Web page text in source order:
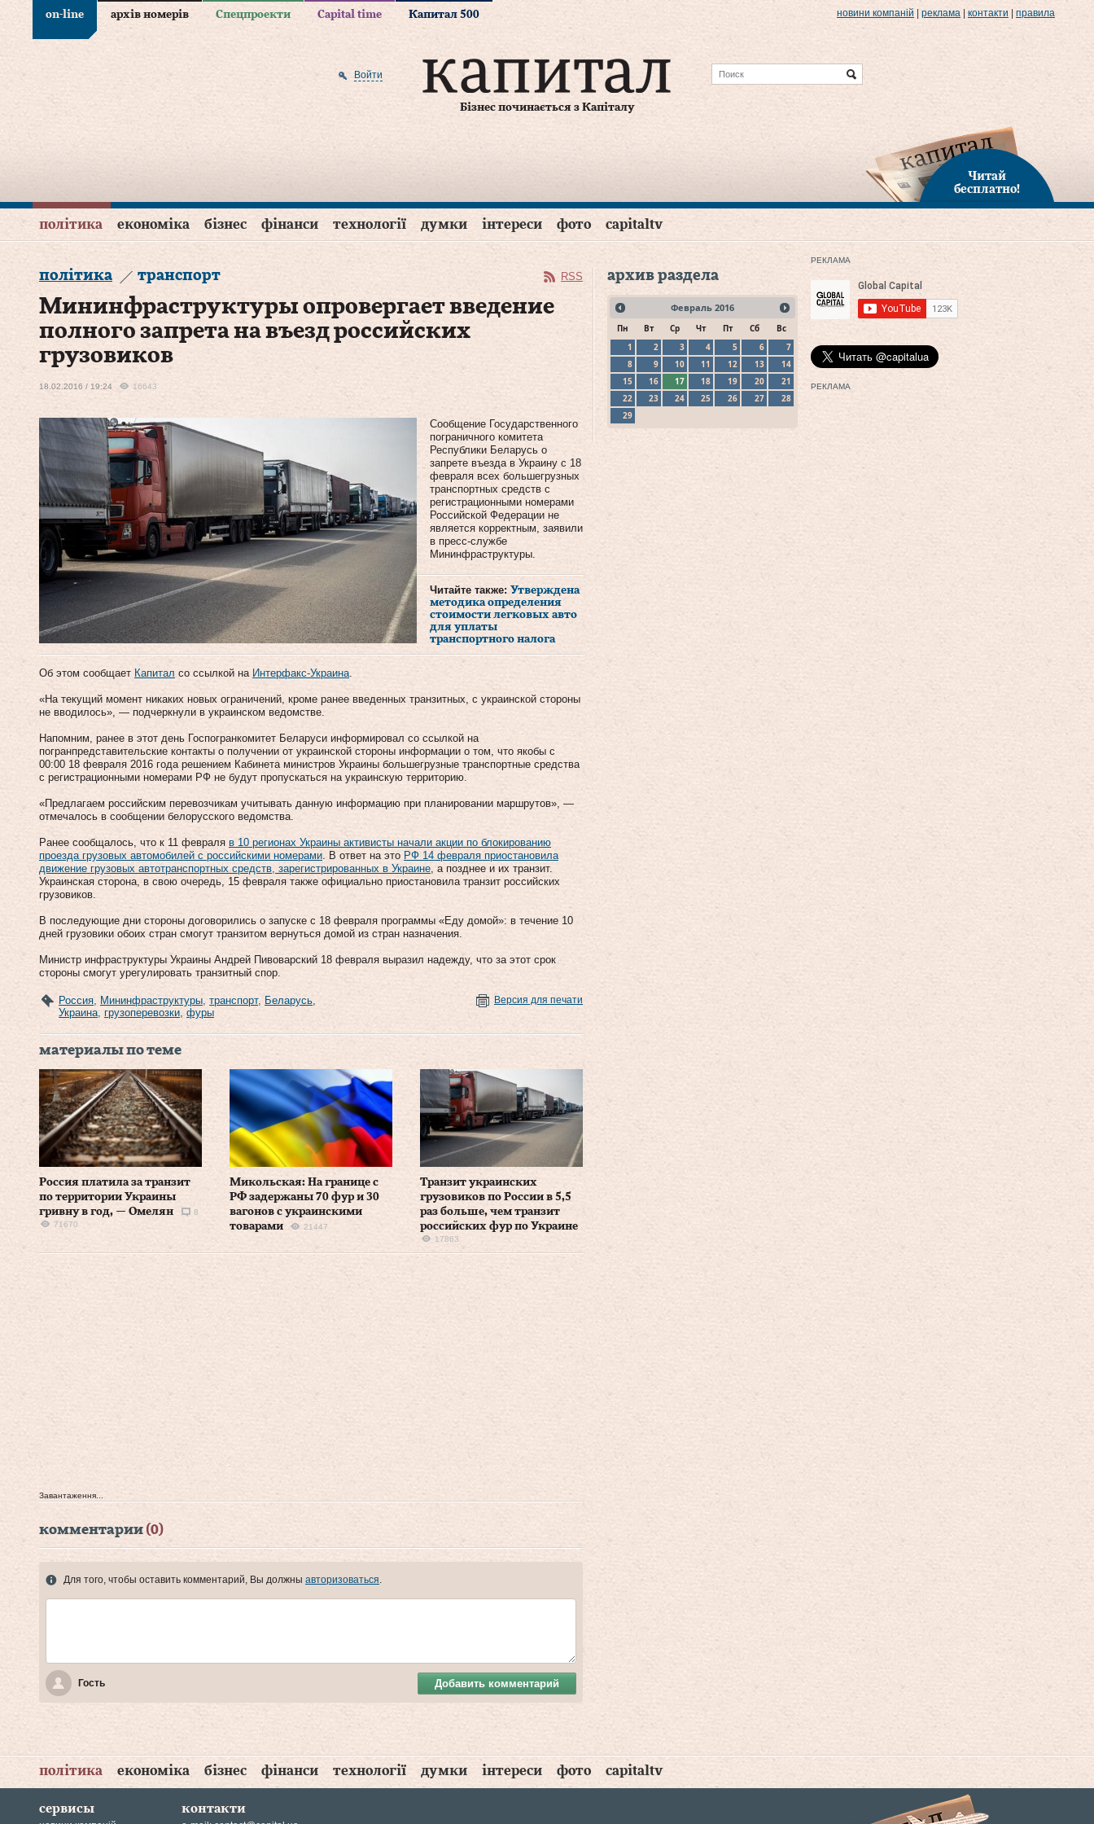
on-line архів номерів Спецпроекти Capital time Капитал 500 новини компаній реклама контакти правила
Бізнес починається з Капіталу
Войти
Читай
бесплатно!
політика економіка бізнес фінанси технології думки інтереси фото capitaltv
політика транспорт RSS
Мининфраструктуры опровергает введение
полного запрета на въезд российских
грузовиков
18.02.2016 / 19:24 16643
Сообщение Государственного
пограничного комитета
Республики Беларусь о
запрете въезда в Украину с 18
февраля всех большегрузных
транспортных средств с
регистрационными номерами
Российской Федерации не
является корректным, заявили
в пресс-службе
Мининфраструктуры.
Читайте также: Утверждена
методика определения
стоимости легковых авто
для уплаты
транспортного налога
Об этом сообщает Капитал со ссылкой на Интерфакс-Украина.
«На текущий момент никаких новых ограничений, кроме ранее введенных транзитных, с украинской стороны
не вводилось», — подчеркнули в украинском ведомстве.
Напомним, ранее в этот день Госпогранкомитет Беларуси информировал со ссылкой на
погранпредставительские контакты о получении от украинской стороны информации о том, что якобы с
00:00 18 февраля 2016 года решением Кабинета министров Украины большегрузные транспортные средства
с регистрационными номерами РФ не будут пропускаться на украинскую территорию.
«Предлагаем российским перевозчикам учитывать данную информацию при планировании маршрутов», —
отмечалось в сообщении белорусского ведомства.
Ранее сообщалось, что к 11 февраля в 10 регионах Украины активисты начали акции по блокированию
проезда грузовых автомобилей с российскими номерами. В ответ на это РФ 14 февраля приостановила
движение грузовых автотранспортных средств, зарегистрированных в Украине, а позднее и их транзит.
Украинская сторона, в свою очередь, 15 февраля также официально приостановила транзит российских
грузовиков.
В последующие дни стороны договорились о запуске с 18 февраля программы «Еду домой»: в течение 10
дней грузовики обоих стран смогут транзитом вернуться домой из стран назначения.
Министр инфраструктуры Украины Андрей Пивоварский 18 февраля выразил надежду, что за этот срок
стороны смогут урегулировать транзитный спор.
Россия, Мининфраструктуры, транспорт, Беларусь,
Украина, грузоперевозки, фуры
Версия для печати
материалы по теме
Россия платила за транзит
по территории Украины
гривну в год, — Омелян
8
71670
Микольская: На границе с
РФ задержаны 70 фур и 30
вагонов с украинскими
товарами
21447
Транзит украинских
грузовиков по России в 5,5
раз больше, чем транзит
российских фур по Украине
17863
Завантаження...
комментарии (0)
Для того, чтобы оставить комментарий, Вы должны авторизоваться.
Гость Добавить комментарий
архив раздела
Февраль 2016
Пн Вт Ср Чт Пт Сб
Вс
1
2 3 4 5 6
7
8
9 10 11 12 13
14
15
16 17 18 19 20
21
22
23 24 25 26 27
28
29
РЕКЛАМА
РЕКЛАМА
політика економіка бізнес фінанси технології думки інтереси фото capitaltv
сервисы контакти